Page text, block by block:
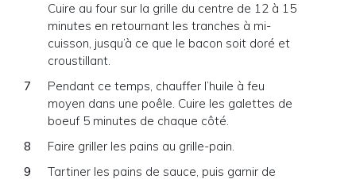
Cuire au four sur la grille du centre de 12 à 15
minutes en retournant les tranches à mi-
cuisson, jusqu’à ce que le bacon soit doré et
croustillant.
Pendant ce temps, chauffer l’huile à feu
moyen dans une poêle. Cuire les galettes de
boeuf 5 minutes de chaque côté.
Faire griller les pains au grille-pain.
Tartiner les pains de sauce, puis garnir de